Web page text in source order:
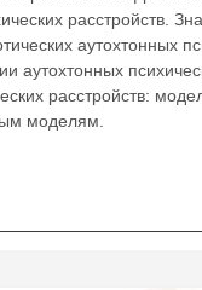
расстройств.
аутохтонных
расстройств:
моделям.